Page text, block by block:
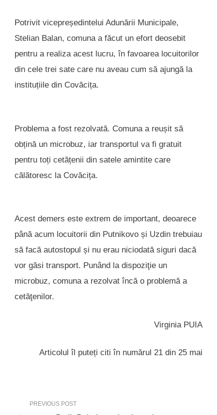
Potrivit vicepreședintelui Adunării Municipale,
Stelian Balan, comuna a făcut un efort deosebit
pentru a realiza acest lucru, în favoarea locuitorilor
din cele trei sate care nu aveau cum să ajungă la
instituțiile din Covăcița.
Problema a fost rezolvată. Comuna a reușit să
obțină un microbuz, iar transportul va fi gratuit
pentru toți cetățenii din satele amintite care
călătoresc la Covăcița.
Acest demers este extrem de important, deoarece
până acum locuitorii din Putnikovo și Uzdin trebuiau
să facă autostopul și nu erau niciodată siguri dacă
vor găsi transport. Punând la dispoziţie un
microbuz, comuna a rezolvat încă o problemă a
cetăţenilor.
Virginia PUIA
Articolul îl puteți citi în numărul 21 din 25 mai
PREVIOUS POST